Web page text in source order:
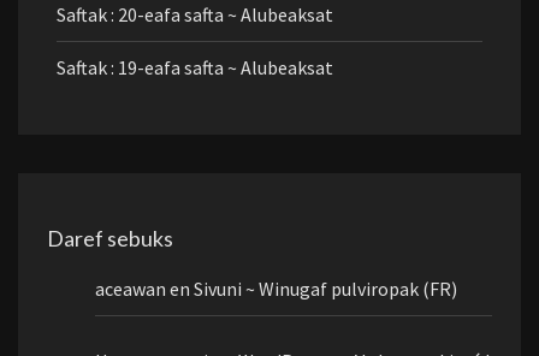
Saftak : 20-eafa safta ~ Alubeaksat
Saftak : 19-eafa safta ~ Alubeaksat
Daref sebuks
aceawan en Sivuni ~ Winugaf pulviropak (FR)